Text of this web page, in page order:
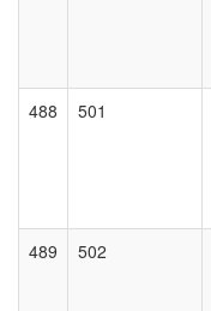
488 501
489 502